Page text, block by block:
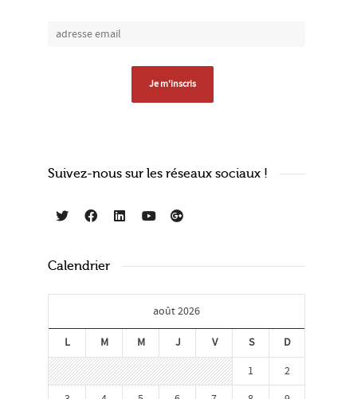
Suivez-nous sur les réseaux sociaux !
Calendrier
août 2026
L M M J V S
D
1
2